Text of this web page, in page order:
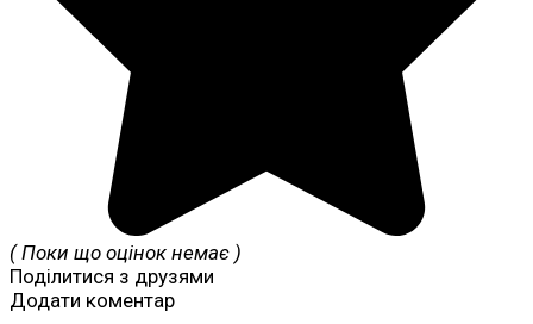
( Поки що оцінок немає )
Поділитися з друзями
Додати коментар